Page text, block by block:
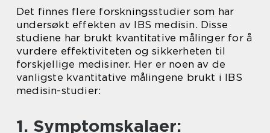
Det finnes flere forskningsstudier som har
undersøkt effekten av IBS medisin. Disse
studiene har brukt kvantitative målinger for å
vurdere effektiviteten og sikkerheten til
forskjellige medisiner. Her er noen av de
vanligste kvantitative målingene brukt i IBS
medisin-studier:
1. Symptomskalaer: